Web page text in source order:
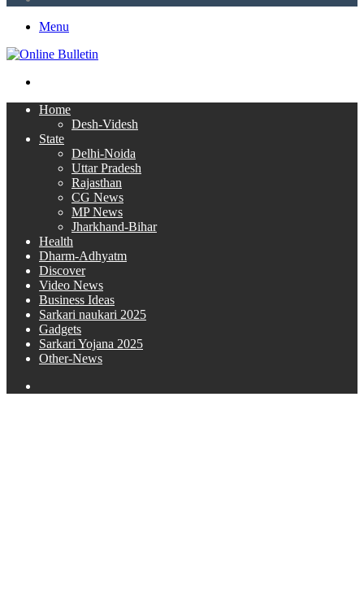
Menu
Home
Desh-Videsh
State
Delhi-Noida
Uttar Pradesh
Rajasthan
CG News
MP News
Jharkhand-Bihar
Health
Dharm-Adhyatm
Discover
Video News
Business Ideas
Sarkari naukari 2025
Gadgets
Sarkari Yojana 2025
Other-News